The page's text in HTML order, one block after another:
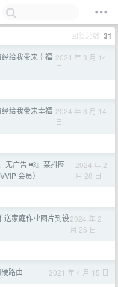
回复总数 31
给我带来幸福 2024 年 3 月 14
日
给我带来幸福 2024 年 3 月 14
日
无广告 📢』某抖图
会员）
2024 年 2
月 28 日
送家庭作业图片到设2024 年 2
月 26 日
路由 2021 年 4 月 15 日